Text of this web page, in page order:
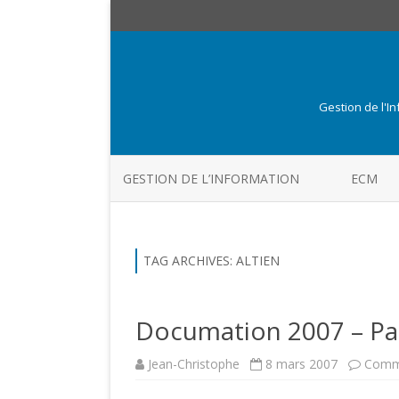
Gestion de
GESTION DE L’INFORMATION ECM
TAG ARCHIVES: ALTIEN
Documation 2007 –
Jean-Christophe 8 mars 2007